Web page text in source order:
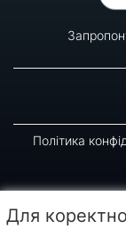
Політика
Копіювання, передрук
Для